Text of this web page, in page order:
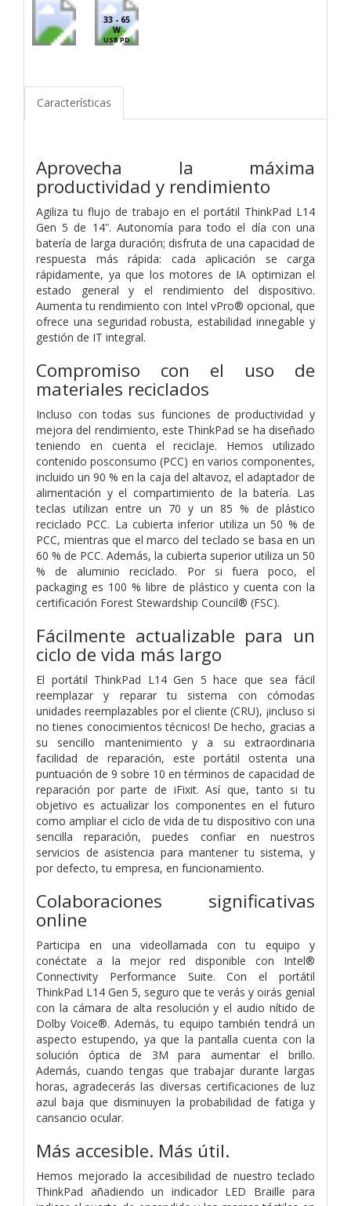
33 - 65
W
USB PD
Características
Aprovecha la máxima
productividad y rendimiento
Agiliza tu flujo de trabajo en el portátil ThinkPad L14
Gen 5 de 14ʺ. Autonomía para todo el día con una
batería de larga duración; disfruta de una capacidad de
respuesta más rápida: cada aplicación se carga
rápidamente, ya que los motores de IA optimizan el
estado general y el rendimiento del dispositivo.
Aumenta tu rendimiento con Intel vPro® opcional, que
ofrece una seguridad robusta, estabilidad innegable y
gestión de IT integral.
Compromiso con el uso de
materiales reciclados
Incluso con todas sus funciones de productividad y
mejora del rendimiento, este ThinkPad se ha diseñado
teniendo en cuenta el reciclaje. Hemos utilizado
contenido posconsumo (PCC) en varios componentes,
incluido un 90 % en la caja del altavoz, el adaptador de
alimentación y el compartimiento de la batería. Las
teclas utilizan entre un 70 y un 85 % de plástico
reciclado PCC. La cubierta inferior utiliza un 50 % de
PCC, mientras que el marco del teclado se basa en un
60 % de PCC. Además, la cubierta superior utiliza un 50
% de aluminio reciclado. Por si fuera poco, el
packaging es 100 % libre de plástico y cuenta con la
certificación Forest Stewardship Council® (FSC).
Fácilmente actualizable para un
ciclo de vida más largo
El portátil ThinkPad L14 Gen 5 hace que sea fácil
reemplazar y reparar tu sistema con cómodas
unidades reemplazables por el cliente (CRU), ¡incluso si
no tienes conocimientos técnicos! De hecho, gracias a
su sencillo mantenimiento y a su extraordinaria
facilidad de reparación, este portátil ostenta una
puntuación de 9 sobre 10 en términos de capacidad de
reparación por parte de iFixit. Así que, tanto si tu
objetivo es actualizar los componentes en el futuro
como ampliar el ciclo de vida de tu dispositivo con una
sencilla reparación, puedes confiar en nuestros
servicios de asistencia para mantener tu sistema, y
por defecto, tu empresa, en funcionamiento.
Colaboraciones significativas
online
Participa en una videollamada con tu equipo y
conéctate a la mejor red disponible con Intel®
Connectivity Performance Suite. Con el portátil
ThinkPad L14 Gen 5, seguro que te verás y oirás genial
con la cámara de alta resolución y el audio nítido de
Dolby Voice®. Además, tu equipo también tendrá un
aspecto estupendo, ya que la pantalla cuenta con la
solución óptica de 3M para aumentar el brillo.
Además, cuando tengas que trabajar durante largas
horas, agradecerás las diversas certificaciones de luz
azul baja que disminuyen la probabilidad de fatiga y
cansancio ocular.
Más accesible. Más útil.
Hemos mejorado la accesibilidad de nuestro teclado
ThinkPad añadiendo un indicador LED Braille para